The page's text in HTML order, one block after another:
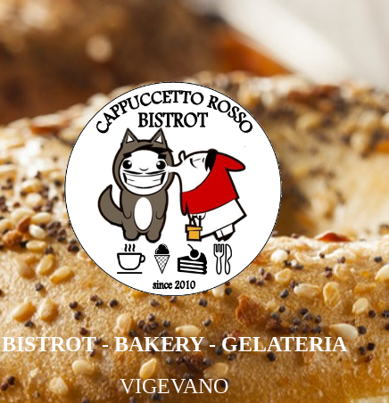
BISTROT - BAKERY - GELATERIA
VIGEVANO